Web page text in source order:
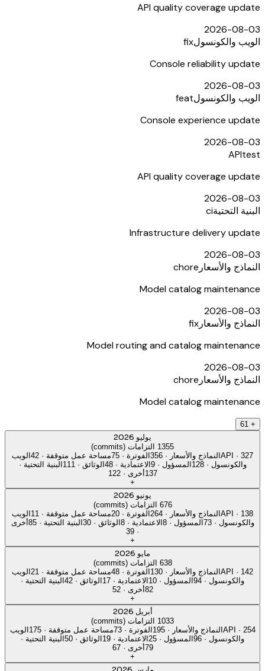
API quality coverage update
2026-08-03
الويب والكونسولfix
Console reliability update
2026-08-03
الويب والكونسولfeat
Console experience update
2026-08-03
APItest
API quality coverage update
2026-08-03
البنية التحتيةci
Infrastructure delivery update
2026-08-03
النماذج والأسعار chore
Model catalog maintenance
2026-08-03
النماذج والأسعار fix
Model routing and catalog maintenance
2026-08-03
النماذج والأسعار chore
Model catalog maintenance
+
61
يوليو 2026
1355 التزامات (commits)
API · 327 النماذج والأسعار ·
356الفوترة ·
75مساحة عمل متوقفة ·
42الويب
والكونسول ·
128المسؤول ·
9الاعتمادية ·
48الوثائق ·
111البنية التحتية ·
137 أخرى ·
122
+
يونيو 2026
676 التزامات (commits)
API · 138 النماذج والأسعار ·
264الفوترة ·
20مساحة عمل متوقفة ·
11الويب
والكونسول ·
73المسؤول ·
8الاعتمادية ·
8الوثائق ·
30البنية التحتية ·
85أخرى
·
39
+
مايو 2026
638 التزامات (commits)
API · 142 النماذج والأسعار ·
130الفوترة ·
48مساحة عمل متوقفة ·
21الويب
والكونسول ·
94المسؤول ·
10الاعتمادية ·
17الوثائق ·
42البنية التحتية ·
82أخرى ·
52
+
أبريل 2026
1033 التزامات (commits)
API · 254 النماذج والأسعار ·
195الفوترة ·
73مساحة عمل متوقفة ·
175الويب
والكونسول ·
96المسؤول ·
25الاعتمادية ·
19الوثائق ·
50البنية التحتية ·
79أخرى ·
67
+